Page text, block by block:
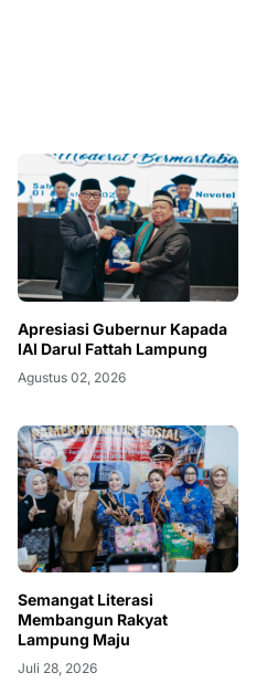
Apresiasi Gubernur Kapada
IAI Darul Fattah Lampung
Agustus 02, 2026
Semangat Literasi
Membangun Rakyat
Lampung Maju
Juli 28, 2026